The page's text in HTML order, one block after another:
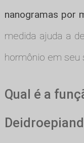
nanogramas por
medida ajuda a
hormônio em seu
Qual é a